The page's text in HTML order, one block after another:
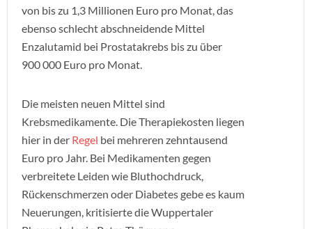
von bis zu 1,3 Millionen Euro pro Monat, das
ebenso schlecht abschneidende Mittel
Enzalutamid bei Prostatakrebs bis zu über
900 000 Euro pro Monat.
Die meisten neuen Mittel sind
Krebsmedikamente. Die Therapiekosten liegen
hier in der Regel bei mehreren zehntausend
Euro pro Jahr. Bei Medikamenten gegen
verbreitete Leiden wie Bluthochdruck,
Rückenschmerzen oder Diabetes gebe es kaum
Neuerungen, kritisierte die Wuppertaler